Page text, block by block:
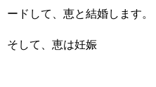
ードして、恵と結婚します。
そして、恵は妊娠